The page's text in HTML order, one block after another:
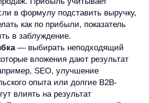
зависит от качества
неполные, результат
а цикл сделки длинный,
как ориентир,
вердикт.
такая: ROI помогает задать
ли вложения.
обычно требует
и бизнес-контекста.